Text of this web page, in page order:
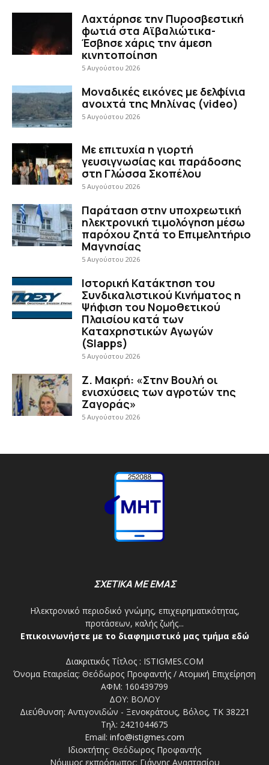
Λαχτάρησε την Πυροσβεστική
φωτιά στα Αϊβαλιώτικα-
Έσβησε χάρις την άμεση
κινητοποίηση
5 Αυγούστου 2026
Μοναδικές εικόνες με δελφίνια
ανοιχτά της Μηλίνας (video)
5 Αυγούστου 2026
Με επιτυχία η γιορτή
γευσιγνωσίας και παράδοσης
στη Γλώσσα Σκοπέλου
5 Αυγούστου 2026
Παράταση στην υποχρεωτική
ηλεκτρονική τιμολόγηση μέσω
παρόχου ζητά το Επιμελητήριο
Μαγνησίας
5 Αυγούστου 2026
Ιστορική Κατάκτηση του
Συνδικαλιστικού Κινήματος η
Ψήφιση του Νομοθετικού
Πλαισίου κατά των
Καταχρηστικών Αγωγών
(Slapps)
5 Αυγούστου 2026
Ζ. Μακρή: «Στην Βουλή οι
ενισχύσεις των αγροτών της
Ζαγοράς»
5 Αυγούστου 2026
ΣΧΕΤΙΚΑ ΜΕ ΕΜΑΣ
Ηλεκτρονικό περιοδικό γνώμης, επιχειρηματικότητας,
προτάσεων, καλής ζωής...
Επικοινωνήστε με το διαφημιστικό μας τμήμα εδώ
Διακριτικός Τίτλος : ISTIGMES.COM
Όνομα Εταιρείας: Θεόδωρος Προφαντής / Ατομική Επιχείρηση
ΑΦΜ: 160439799
ΔΟΥ: ΒΟΛΟΥ
Διεύθυνση: Αντιγονιδών - Ξενοκράτους, Βόλος, ΤΚ 38221
Τηλ: 2421044675
Email: info@istigmes.com
Ιδιοκτήτης: Θεόδωρος Προφαντής
Νόμιμος εκπρόσωπος: Γιάννης Αναστασίου